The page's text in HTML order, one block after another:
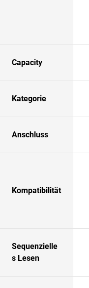
Capacity
Kategorie
Anschluss
Kompatibilität
Sequenzielle
s Lesen